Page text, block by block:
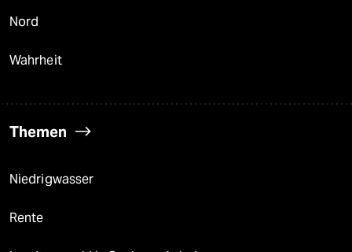
Nord
Wahrheit
Themen
Niedrigwasser
Rente